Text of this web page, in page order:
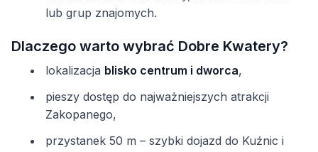
lub grup znajomych.
Dlaczego warto wybrać Dobre Kwatery?
lokalizacja blisko centrum i dworca,
pieszy dostęp do najważniejszych atrakcji
Zakopanego,
przystanek 50 m – szybki dojazd do Kuźnic i